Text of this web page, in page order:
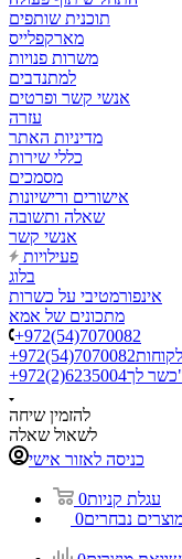
תוכנית שותפים
מארקפלייס
משרות פנויות
למתנדבים
אנשי קשר ופרטים
עזרה
מדיניות האתר
כללי שירות
מסמכים
אישורים ורישיונות
שאלה ותשובה
אנשי קשר
פעילויות
בלוג
אינפורמטיבי על כשרות
מתכונים של אמא
+972(54)7070082
+972(54)7070082
+972(2)6235004
להזמין שיחה
לשאול שאלה
כניסה לאזור אישי
עגלת קניות0
נבחרים0